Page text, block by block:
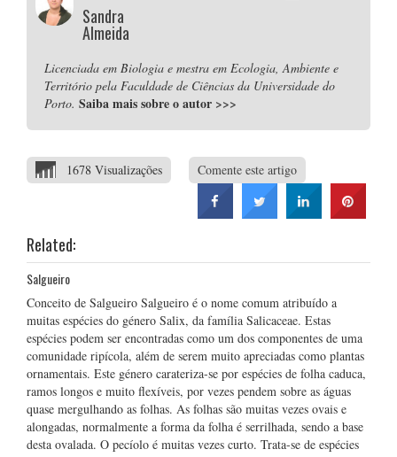
Sandra
Almeida
Licenciada em Biologia e mestra em Ecologia, Ambiente e
Território pela Faculdade de Ciências da Universidade do
Porto. Saiba mais sobre o autor >>>
1678 Visualizações Comente este artigo
Related:
Salgueiro
Conceito de Salgueiro Salgueiro é o nome comum atribuído a
muitas espécies do género Salix, da família Salicaceae. Estas
espécies podem ser encontradas como um dos componentes de uma
comunidade ripícola, além de serem muito apreciadas como plantas
ornamentais. Este género carateriza-se por espécies de folha caduca,
ramos longos e muito flexíveis, por vezes pendem sobre as águas
quase mergulhando as folhas. As folhas são muitas vezes ovais e
alongadas, normalmente a forma da folha é serrilhada, sendo a base
desta ovalada. O pecíolo é muitas vezes curto. Trata-se de espécies